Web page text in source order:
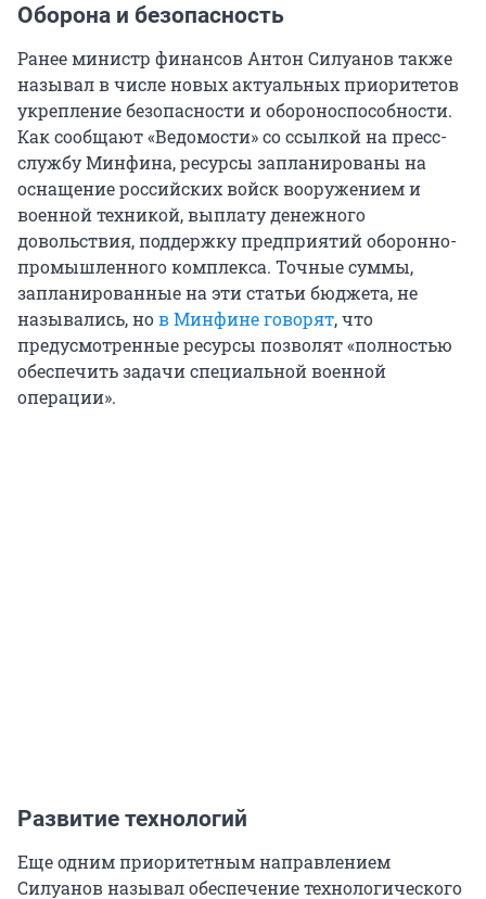
Оборона и безопасность
Ранее министр финансов Антон Силуанов также
называл в числе новых актуальных приоритетов
укрепление безопасности и обороноспособности.
Как сообщают «Ведомости» со ссылкой на пресс-
службу Минфина, ресурсы запланированы на
оснащение российских войск вооружением и
военной техникой, выплату денежного
довольствия, поддержку предприятий оборонно-
промышленного комплекса. Точные суммы,
запланированные на эти статьи бюджета, не
назывались, нов Минфине говорят, что
предусмотренные ресурсы позволят «полностью
обеспечить задачи специальной военной
операции».
Развитие технологий
Еще одним приоритетным направлением
Силуанов называл обеспечение технологического